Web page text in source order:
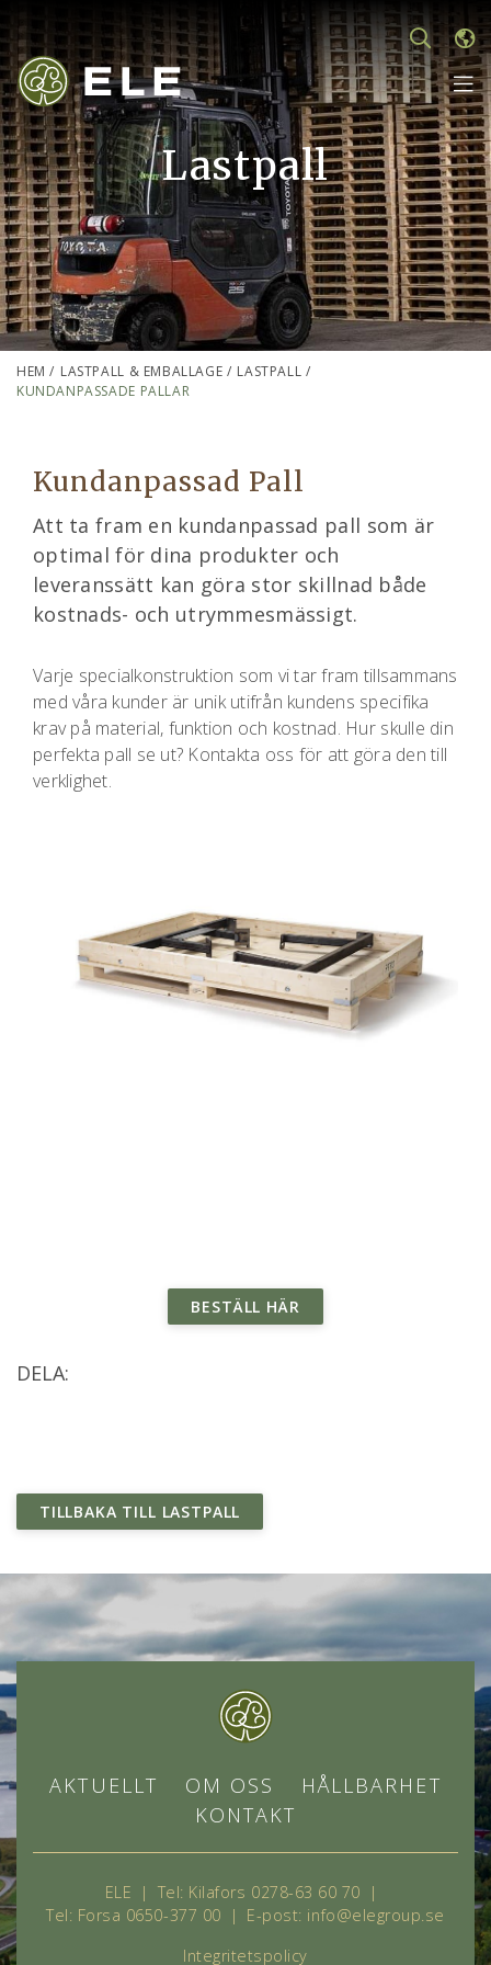
Lastpall
HEM / LASTPALL & EMBALLAGE / LASTPALL /
KUNDANPASSADE PALLAR
Kundanpassad Pall
Att ta fram en kundanpassad pall som är
optimal för dina produkter och
leveranssätt kan göra stor skillnad både
kostnads- och utrymmesmässigt.
Varje specialkonstruktion som vi tar fram tillsammans
med våra kunder är unik utifrån kundens specifika
krav på material, funktion och kostnad. Hur skulle din
perfekta pall se ut? Kontakta oss för att göra den till
verklighet.
BESTÄLL HÄR
DELA:
TILLBAKA TILL LASTPALL
AKTUELLT OM OSS
HÅLLBARHET
KONTAKT
ELE | Tel: Kilafors 0278-63 60 70
|
Tel: Forsa 0650-377 00 | E-post: info@elegroup.se
Integritetspolicy